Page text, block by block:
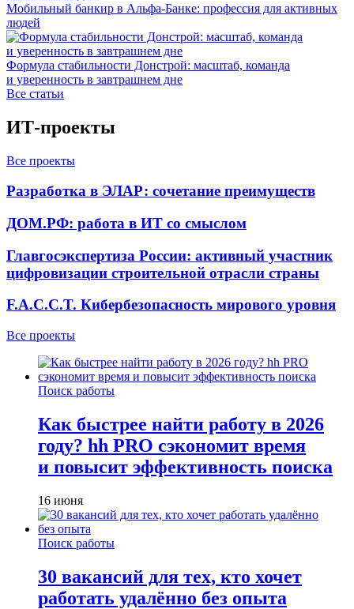
Мобильный банкир в Альфа-Банке: профессия для активных
людей
Формула стабильности Донстрой: масштаб, команда
и уверенность в завтрашнем дне
Все статьи
ИТ-проекты
Все проекты
Разработка в ЭЛАР: сочетание преимуществ
ДОМ.РФ: работа в ИТ со смыслом
Главгосэкспертиза России: активный участник
цифровизации строительной отрасли страны
F.A.C.C.T. Кибербезопасность мирового уровня
Все проекты
Поиск работы
Как быстрее найти работу в 2026
году? hh PRO сэкономит время
и повысит эффективность поиска
16 июня
Поиск работы
30 вакансий для тех, кто хочет
работать удалённо без опыта